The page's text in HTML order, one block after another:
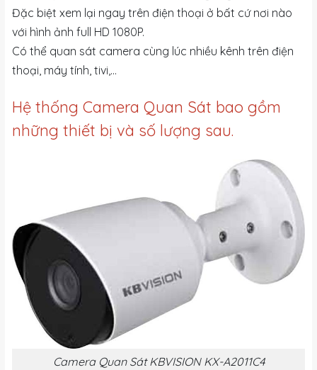
Đặc biệt xem lại ngay trên điện thoại ở bất cứ nơi nào
với hình ảnh full HD 1080P.
Có thể quan sát camera cùng lúc nhiều kênh trên điện
thoại, máy tính, tivi,...
Hệ thống Camera Quan Sát bao gồm
những thiết bị và số lượng sau.
Camera Quan Sát KBVISION KX-A2011C4